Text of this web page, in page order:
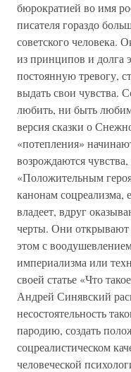
бюрократией во имя
писателя гораздо
советского человека.
из принципов и долга
постоянную тревогу,
выдать свои чувства.
любить, ни быть
версия сказки о
«потепления»
возрождаются
«Положительным
канонам соцреализма,
владеет, вдруг
черты. Они открывают
этом с
империализма или
своей статье «Что
Андрей Синявский
несостоятельность
пародию, создать
соцреалистическом
человеческой